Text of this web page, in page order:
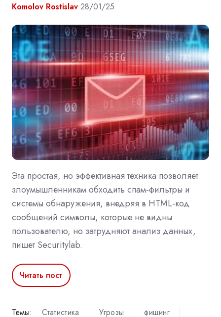
Komolov Rostislav 28/01/25
Эта простая, но эффективная техника позволяет
злоумышленникам обходить спам-фильтры и
системы обнаружения, внедряя в HTML-код
сообщений символы, которые не видны
пользователю, но затрудняют анализ данных,
пишет Securitylab.
Читать пост
Темы: Статистика Угрозы
фишинг